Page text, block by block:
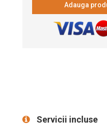
Adauga
Servicii incluse